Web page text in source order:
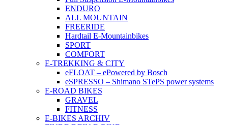
ENDURO
ALL MOUNTAIN
FREERIDE
Hardtail E-Mountainbikes
SPORT
COMFORT
E-TREKKING & CITY
eFLOAT – ePowered by Bosch
eSPRESSO – Shimano STePS power systems
E-ROAD BIKES
GRAVEL
FITNESS
E-BIKES ARCHIV